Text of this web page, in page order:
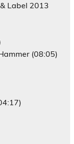
Label 2013
(08:05)